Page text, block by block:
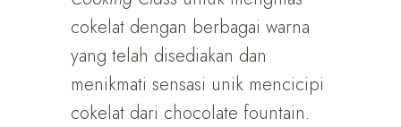
cokelat dengan berbagai warna
yang telah disediakan dan
menikmati sensasi unik mencicipi
cokelat dari chocolate fountain.